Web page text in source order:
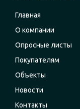
Главная
О компании
Опросные листы
Покупателям
Объекты
Новости
Контакты